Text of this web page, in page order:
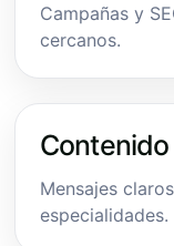
Campañas y
cercanos.
Mensajes
especialidades.